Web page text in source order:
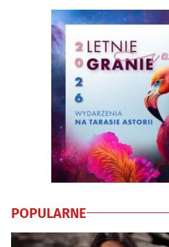
POPULARNE